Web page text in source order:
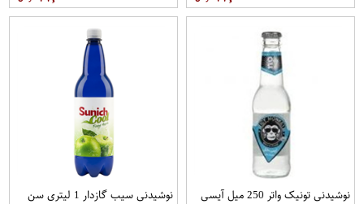
نوشیدنی تونیک واتر 250 میل آیسی
نوشیدنی سیب گازدار 1 لیتری سن